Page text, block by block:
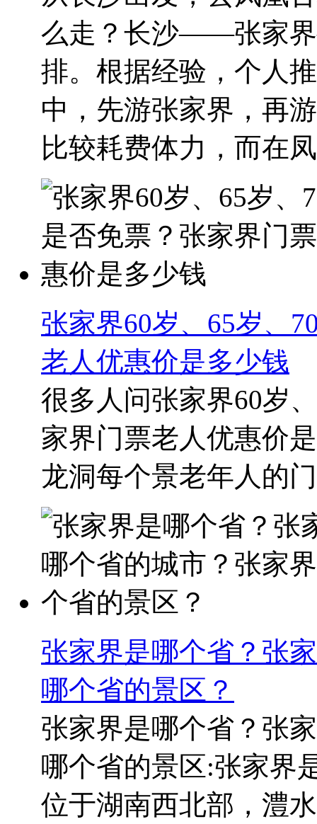
么走？长沙——张家
排。根据经验，个人
中，先游张家界，再
比较耗费体力，而在
张家界60岁、65岁、
老人优惠价是多少钱
很多人问张家界60岁
家界门票老人优惠价
龙洞每个景老年人的
张家界是哪个省？张
哪个省的景区？
张家界是哪个省？张
哪个省的景区:张家界
位于湖南西北部，澧